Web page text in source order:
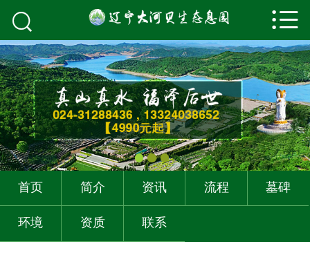

关于我们
墓园资讯
购墓流程
墓碑展示
墓园环境
 
首页 简介 资讯 流程 墓碑
环境 资质 联系